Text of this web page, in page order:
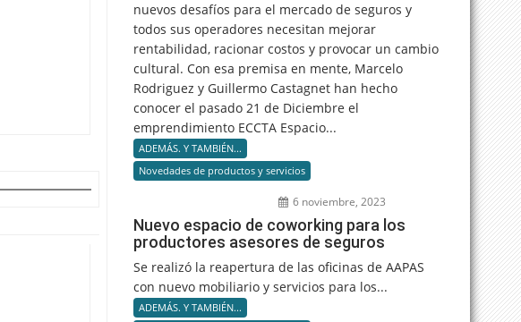
nuevos desafíos para el mercado de seguros y
todos sus operadores necesitan mejorar
rentabilidad, racionar costos y provocar un cambio
cultural. Con esa premisa en mente, Marcelo
Rodriguez y Guillermo Castagnet han hecho
conocer el pasado 21 de Diciembre el
emprendimiento ECCTA Espacio...
ADEMÁS. Y TAMBIÉN...
Novedades de productos y servicios
6 noviembre, 2023
Nuevo espacio de coworking para los
productores asesores de seguros
Se realizó la reapertura de las oficinas de AAPAS
con nuevo mobiliario y servicios para los...
ADEMÁS. Y TAMBIÉN...